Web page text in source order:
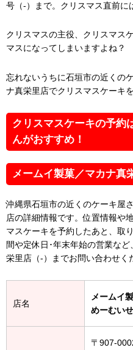
号（-）まで。クリスマス直前に
クリスマスの主役、クリスマス
マスになってしまいますよね？
忘れないうちに石垣市の近くの
ナ真栄里店でクリスマスケーキ
クリスマスケーキの予約
んがおすすめ！
メームイ製菓／マカナ真
沖縄県石垣市の近くのケーキ屋
店の詳細情報です。位置情報や
マスケーキを予約したあと、取
間や定休日･年末年始の営業な
栄里店（-）までお問い合わせく
店名
メームイ
めーむい
〒907-